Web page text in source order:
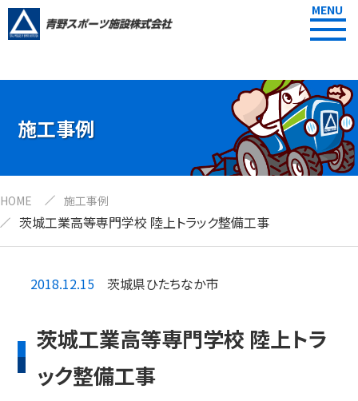
MENU
施工事例
HOME 施工事例
茨城工業高等専門学校 陸上トラック整備工事
2018.12.15 茨城県ひたちなか市
茨城工業高等専門学校 陸上トラ
ック整備工事